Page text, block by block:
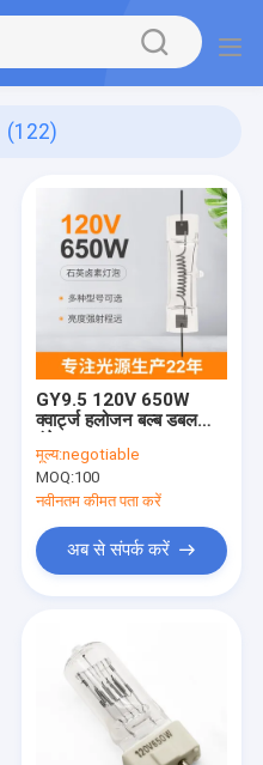
(122)
GY9.5 120V 650W
क्वार्ट्ज हलोजन बल्ब डबल
वोल्टेज
मूल्य:negotiable
MOQ:100
नवीनतम कीमत पता करें
अब से संपर्क करें